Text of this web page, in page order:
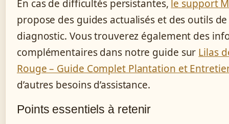
En cas de difficultés persistantes, le support
propose des guides actualisés et des outils de
diagnostic. Vous trouverez également des
complémentaires dans notre guide sur Lilas
Rouge – Guide Complet Plantation et
d’autres besoins d’assistance.
Points essentiels à retenir